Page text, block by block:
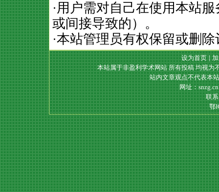
·用户需对自己在使用本站
或间接导致的）。
·本站管理员有权保留或删
设为首页|
本站属于非盈利学术网站 所有投稿 均视为
站内文章观点不代表本
网址：
联
鄂